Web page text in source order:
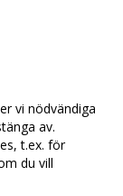
vi nödvändiga
av.
t.ex. för
du vill